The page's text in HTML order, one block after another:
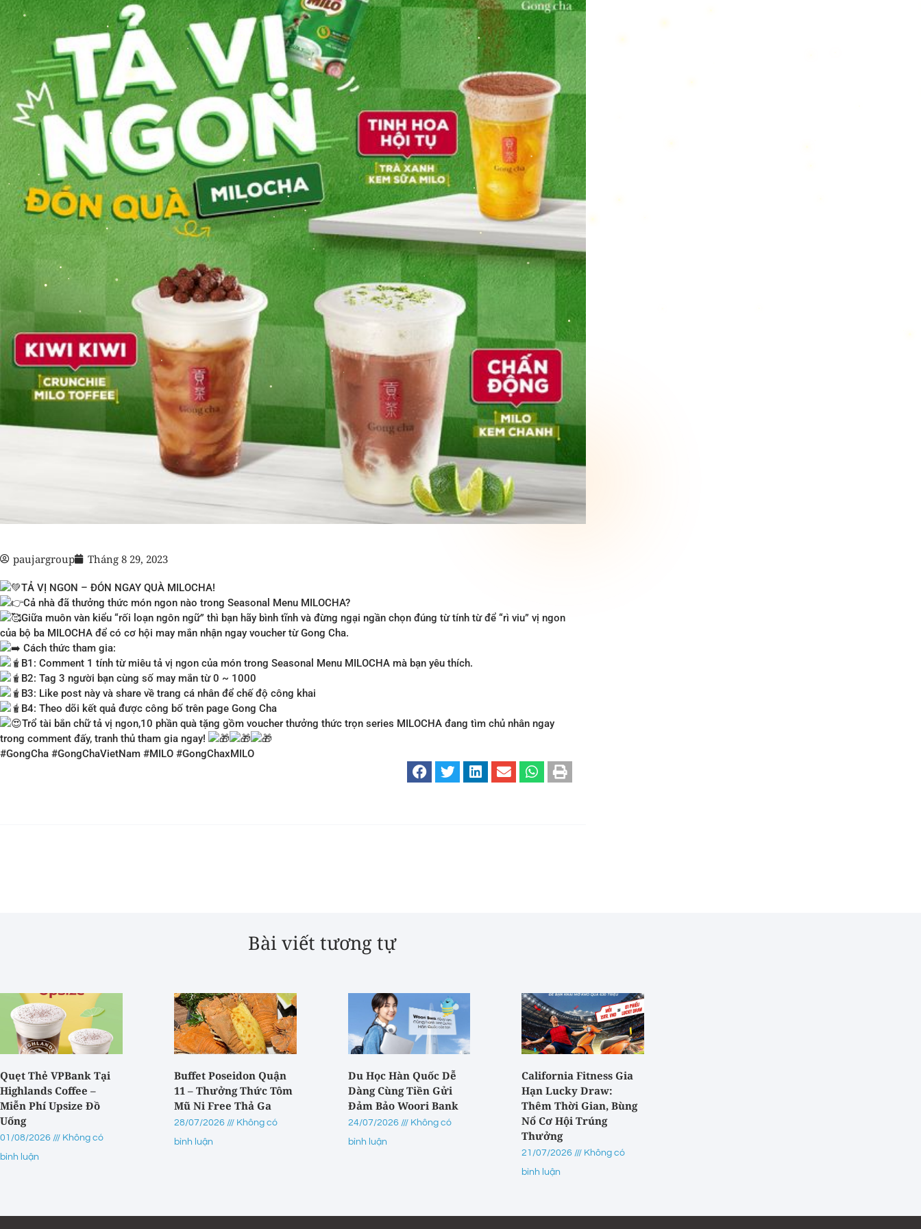
paujargroup Tháng 8 29, 2023
TẢ VỊ NGON – ĐÓN NGAY QUÀ MILOCHA!
Cả nhà đã thưởng thức món ngon nào trong Seasonal Menu MILOCHA?
Giữa muôn vàn kiểu “rối loạn ngôn ngữ” thì bạn hãy bình tĩnh và đừng ngại ngần chọn đúng từ tính từ để “rì viu” vị ngon
của bộ ba MILOCHA để có cơ hội may mắn nhận ngay voucher từ Gong Cha.
Cách thức tham gia:
B1: Comment 1 tính từ miêu tả vị ngon của món trong Seasonal Menu MILOCHA mà bạn yêu thích.
B2: Tag 3 người bạn cùng số may mắn từ 0 ~ 1000
B3: Like post này và share về trang cá nhân để chế độ công khai
B4: Theo dõi kết quả được công bố trên page Gong Cha
Trổ tài bắn chữ tả vị ngon,10 phần quà tặng gồm voucher thưởng thức trọn series MILOCHA đang tìm chủ nhân ngay
trong comment đấy, tranh thủ tham gia ngay!
#GongCha #GongChaVietNam #MILO #GongChaxMILO
Bài viết tương tự
Quẹt Thẻ VPBank Tại
Highlands Coffee –
Miễn Phí Upsize Đồ
Uống
01/08/2026
Không có
bình luận
Buffet Poseidon Quận
11 – Thưởng Thức Tôm
Mũ Ni Free Thả Ga
28/07/2026
Không có
bình luận
Du Học Hàn Quốc Dễ
Dàng Cùng Tiền Gửi
Đảm Bảo Woori Bank
24/07/2026
Không có
bình luận
California Fitness Gia
Hạn Lucky Draw:
Thêm Thời Gian, Bùng
Nổ Cơ Hội Trúng
Thưởng
21/07/2026
Không có
bình luận